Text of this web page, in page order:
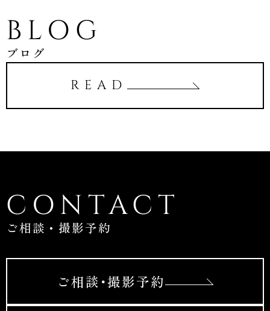
BLOG
ブログ
READ
CONTACT
ご相談・撮影予約
ご相談･撮影予約